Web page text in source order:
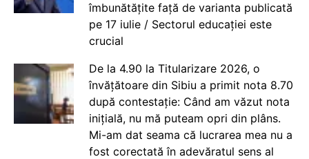
îmbunătățite față de varianta publicată
pe 17 iulie / Sectorul educației este
crucial
De la 4.90 la Titularizare 2026, o
învățătoare din Sibiu a primit nota 8.70
după contestație: Când am văzut nota
inițială, nu mă puteam opri din plâns.
Mi-am dat seama că lucrarea mea nu a
fost corectată în adevăratul sens al